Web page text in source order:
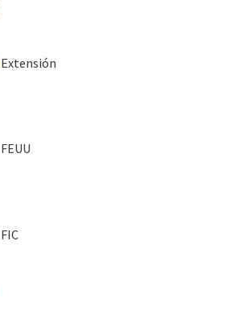
Extensión
FEUU
FIC